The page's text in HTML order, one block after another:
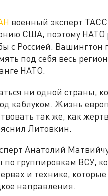
военный эксперт
США, поэтому НАТО
с Россией.
под себя весь
НАТО.
ни одной страны,
каблуком. Жизнь
так же, как
Литовкин.
Анатолий
группировкам ВСУ,
и технике,
направления.